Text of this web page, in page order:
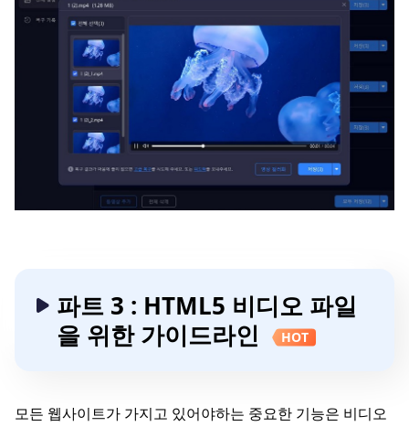
파트 3 : HTML5 비디오 파일
을 위한 가이드라인
HOT
모든 웹사이트가 가지고 있어야하는 중요한 기능은 비디오